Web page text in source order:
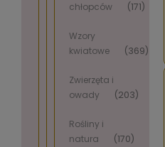
chłopców
(171)
Wzory
kwiatowe
(369)
Zwierzęta i
owady
(203)
Rośliny i
natura
(170)